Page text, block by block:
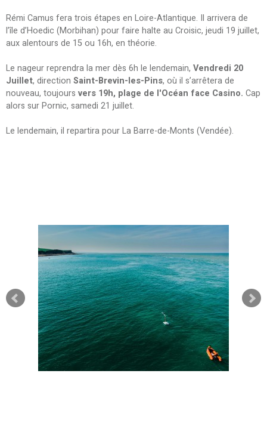
Rémi Camus fera trois étapes en Loire-Atlantique. Il arrivera de
l’île d’Hoedic (Morbihan) pour faire halte au Croisic, jeudi 19 juillet,
aux alentours de 15 ou 16h, en théorie.
Le nageur reprendra la mer dès 6h le lendemain, Vendredi 20
Juillet, direction Saint-Brevin-les-Pins, où il s’arrêtera de
nouveau, toujours vers 19h, plage de l'Océan face Casino. Cap
alors sur Pornic, samedi 21 juillet.
Le lendemain, il repartira pour La Barre-de-Monts (Vendée).